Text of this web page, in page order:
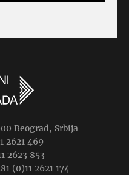
Beograd, Srbija
2621 469
2623 853
(0)11 2621 174